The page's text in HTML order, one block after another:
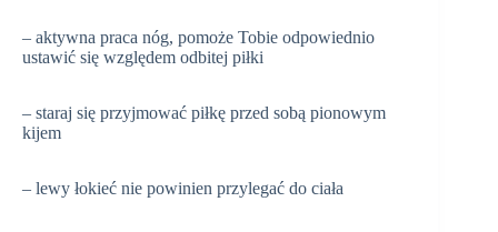
– aktywna praca nóg, pomoże Tobie odpowiednio
ustawić się względem odbitej piłki
– staraj się przyjmować piłkę przed sobą pionowym
kijem
– lewy łokieć nie powinien przylegać do ciała